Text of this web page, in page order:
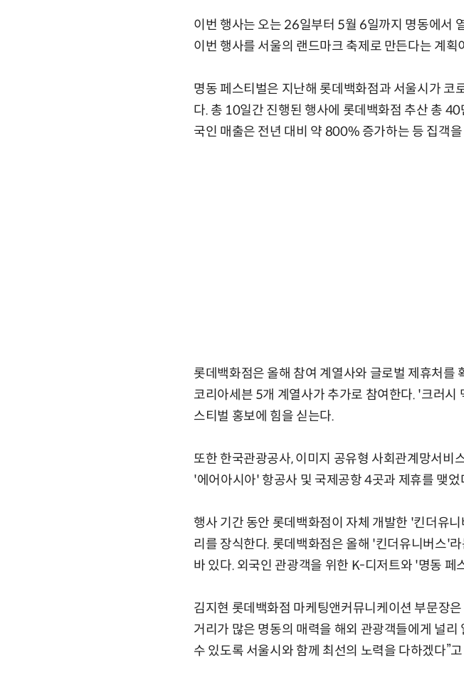
이번 행사는 오는 26일부터 5월 6일까지 명동에서
이번 행사를 서울의 랜드마크 축제로 만든다는 계획
명동 페스티벌은 지난해 롯데백화점과 서울시가 코
다. 총 10일간 진행된 행사에 롯데백화점 추산 총
국인 매출은 전년 대비 약 800% 증가하는 등 집객
롯데백화점은 올해 참여 계열사와 글로벌 제휴처를
코리아세븐 5개 계열사가 추가로 참여한다. '크러시
스티벌 홍보에 힘을 싣는다.
또한 한국관광공사, 이미지 공유형 사회관계망서
'에어아시아' 항공사 및 국제공항 4곳과 제휴를 맺
행사 기간 동안 롯데백화점이 자체 개발한 '킨더유
리를 장식한다. 롯데백화점은 올해 '킨더유니버스'
바 있다. 외국인 관광객을 위한 K-디저트와 '명동 페
김지현 롯데백화점 마케팅앤커뮤니케이션 부문장
거리가 많은 명동의 매력을 해외 관광객들에게 널
수 있도록 서울시와 함께 최선의 노력을 다하겠다”